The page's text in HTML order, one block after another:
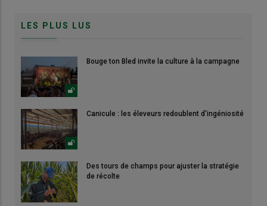
LES PLUS LUS
Bouge ton Bled invite la culture à la campagne
Canicule : les éleveurs redoublent d'ingéniosité
Des tours de champs pour ajuster la stratégie
de récolte